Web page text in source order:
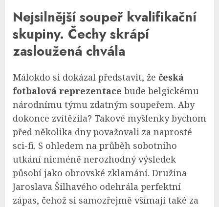
Nejsilnější soupeř kvalifikační
skupiny. Čechy skrápí
zasloužená chvála
Málokdo si dokázal představit, že česká
fotbalová reprezentace bude belgickému
národnímu týmu zdatným soupeřem. Aby
dokonce zvítězila? Takové myšlenky bychom
před několika dny považovali za naprosté
sci-fi. S ohledem na průběh sobotního
utkání nicméně nerozhodný výsledek
působí jako obrovské zklamání. Družina
Jaroslava Šilhavého odehrála perfektní
zápas, čehož si samozřejmě všímají také za